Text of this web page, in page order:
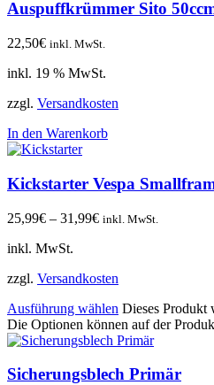
Auspuffkrümmer Sito
22,50€ inkl. MwSt.
inkl. 19 % MwSt.
zzgl. Versandkosten
In den Warenkorb
Kickstarter Vespa
25,99€ – 31,99€ inkl. MwSt.
inkl. MwSt.
zzgl. Versandkosten
Ausführung wählen Dieses Produkt
Die Optionen können auf der
Sicherungsblech Primär